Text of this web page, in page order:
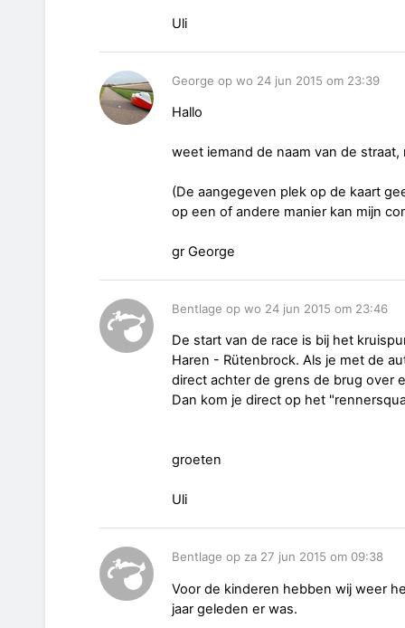
Uli
George op wo 24 jun 2015 om 23:39
Hallo
weet iemand de naam van de straat,
(De aangegeven plek op de kaart
op een of andere manier kan mijn
gr George
Bentlage op wo 24 jun 2015 om 23:46
De start van de race is bij het
Haren - Rütenbrock. Als je met de
direct achter de grens de brug over
Dan kom je direct op het
groeten
Uli
Bentlage op za 27 jun 2015 om 09:38
Voor de kinderen hebben wij weer
jaar geleden er was.